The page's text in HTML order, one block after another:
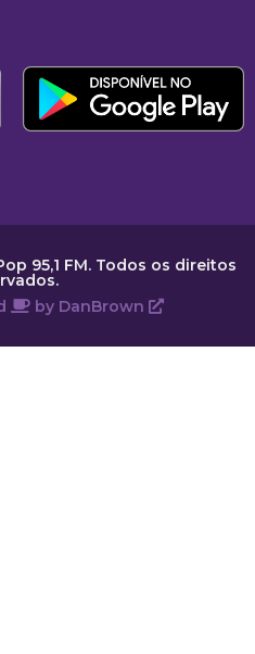
95,1 FM. Todos os direitos
by DanBrown